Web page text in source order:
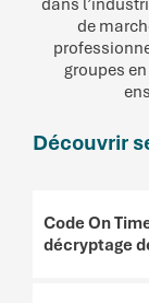
dans
de
groupes
Découvrir
Code On
décryptage